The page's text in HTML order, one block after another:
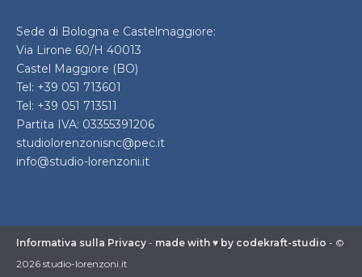
Sede di Bologna e Castelmaggiore:
Via Lirone 60/H 40013
Castel Maggiore (BO)
Tel: +39 051 713601
Tel: +39 051 713511
Partita IVA: 03355391206
studiolorenzonisnc@pec.it
info@studio-lorenzoni.it
Informativa sulla Privacy - made with ♥ by codekraft-studio - ©
2026 studio-lorenzoni.it